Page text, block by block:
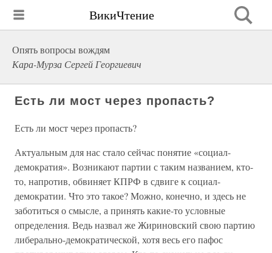
ВикиЧтение
Опять вопросы вождям
Кара-Мурза Сергей Георгиевич
Есть ли мост через пропасть?
Есть ли мост через пропасть?
Актуальным для нас стало сейчас понятие «социал-
демократия». Возникают партии с таким названием, кто-
то, напротив, обвиняет КПРФ в сдвиге к социал-
демократии. Что это такое? Можно, конечно, и здесь не
заботиться о смысле, а принять какие-то условные
определения. Ведь назвал же Жириновский свою партию
либерально-демократической, хотя весь его пафос